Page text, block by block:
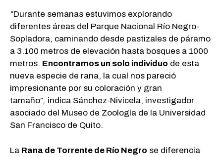
“Durante semanas estuvimos explorando
diferentes áreas del Parque Nacional Río Negro-
Sopladora, caminando desde pastizales de páramo
a 3.100 metros de elevación hasta bosques a 1000
metros. Encontramos un solo individuo de esta
nueva especie de rana, la cual nos pareció
impresionante por su coloración y gran
tamaño”, indica Sánchez-Nivicela, investigador
asociado del Museo de Zoología de la Universidad
San Francisco de Quito.
La Rana de Torrente de Río Negro se diferencia